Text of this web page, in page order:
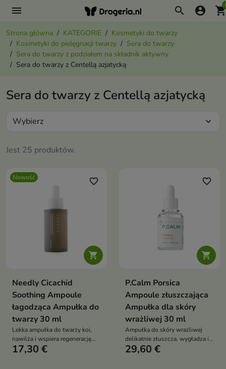
menu search account_circle
Strona główna KATEGORIE
Kosmetyki do twarzy
Kosmetyki do pielęgnacji twarzy
Sera do twarzy
Sera do twarzy z podziałem na składnik aktywny
Sera do twarzy z Centellą azjatycką
Sera do twarzy z Centellą azjatycką
Jest 25 produktów.
Wybierz expand_more
Nowość

favorite_border
Needly Cicachid
Soothing Ampoule
łagodząca Ampułka do
twarzy 30 ml
Lekka ampułka do twarzy koi,
nawilża i wspiera regenerację
skóry wrażliwej, suchej oraz
17,30 €

favorite_border
P.Calm Porsica
Ampoule złuszczająca
Ampułka dla skóry
wrażliwej 30 ml
Ampułka do skóry wrażliwej
delikatnie złuszcza, wygładza i
wspiera oczyszczanie porów.
29,60 €